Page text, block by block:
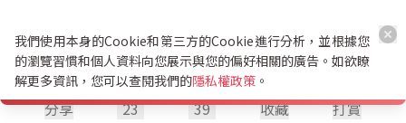
分享 23 39 收藏 打賞
我們使用本身的Cookie和第三方的Cookie進行分析，並根據您
的瀏覽習慣和個人資料向您展示與您的偏好相關的廣告。如欲瞭
解更多資訊，您可以查閱我們的隱私權政策 。